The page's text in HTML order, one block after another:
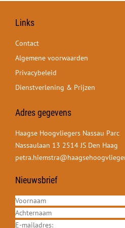
Links
Contact
Algemene voorwaarden
Privacybeleid
Dienstverlening & Prijzen
Adres gegevens
Haagse Hoogvliegers Nassau Parc
Nassaulaan 13 2514 JS Den Haag
Nieuwsbrief